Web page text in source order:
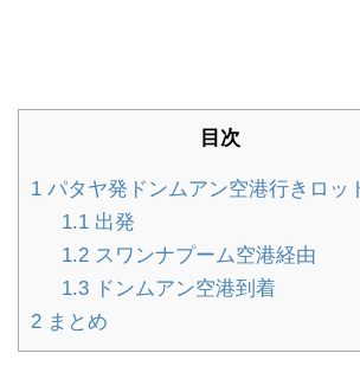
目次
1 パタヤ発ドンムアン空港行きロッ
1.1出発
1.2スワンナプーム空港経由
1.3ドンムアン空港到着
2 まとめ